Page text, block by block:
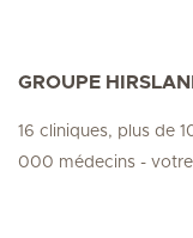
GROUPE
16 cliniques, plus de
000 médecins -